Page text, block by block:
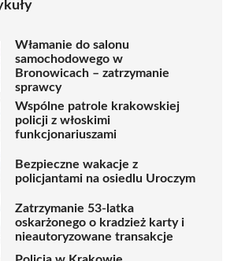
Włamanie do salonu
samochodowego w
Bronowicach – zatrzymanie
sprawcy
Wspólne patrole krakowskiej
policji z włoskimi
funkcjonariuszami
Bezpieczne wakacje z
policjantami na osiedlu Uroczym
Zatrzymanie 53-latka
oskarżonego o kradzież karty i
nieautoryzowane transakcje